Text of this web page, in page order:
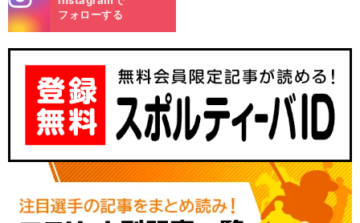
m
フォローする